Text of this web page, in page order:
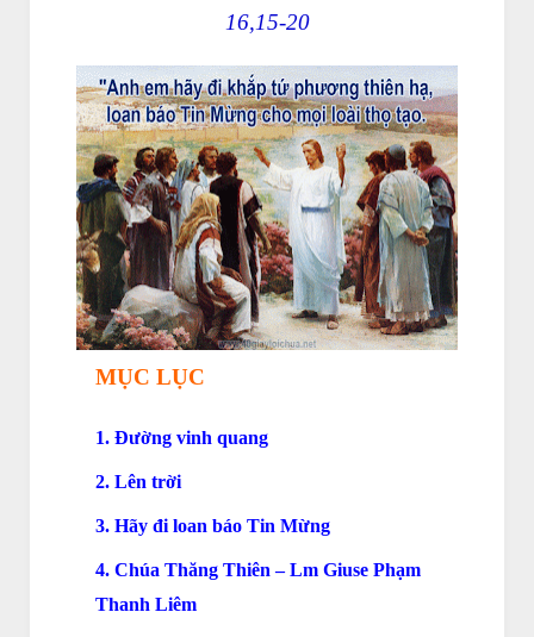
16,15-20
MỤC LỤC
1. Đường vinh quang
2. Lên trời
3. Hãy đi loan báo Tin Mừng
4. Chúa Thăng Thiên – Lm Giuse Phạm
Thanh Liêm